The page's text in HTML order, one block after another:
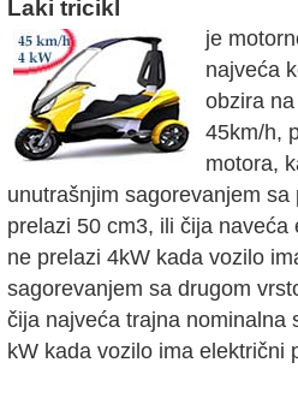
Laki tricikl
je
najveća
obzira
45km/h,
motora,
unutrašnjim sagorevanjem
prelazi 50 cm3, ili čija naveća
ne prelazi 4kW kada vozilo
sagorevanjem sa drugom
čija najveća trajna nominalna
kW kada vozilo ima električni